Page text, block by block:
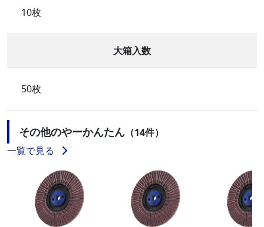
10枚
大箱入数
50枚
その他のやーかんたん （14件）
一覧で見る